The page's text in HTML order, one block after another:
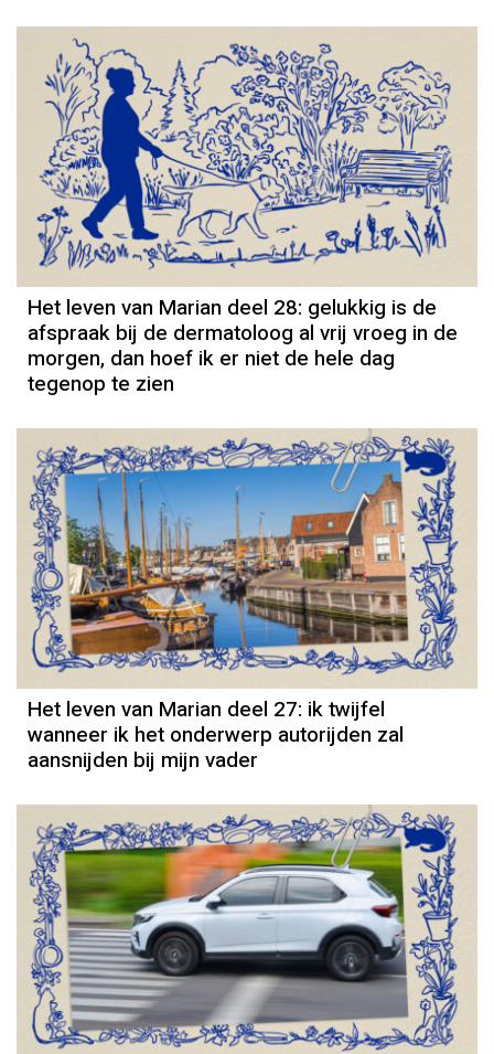
Column
Het leven van Marian deel 28: gelukkig is de
afspraak bij de dermatoloog al vrij vroeg in de
morgen, dan hoef ik er niet de hele dag
tegenop te zien
Column
Het leven van Marian deel 27: ik twijfel
wanneer ik het onderwerp autorijden zal
aansnijden bij mijn vader
Column